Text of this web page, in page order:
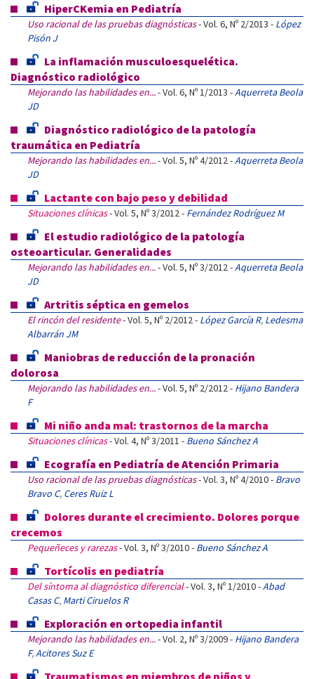
HiperCKemia en Pediatría
Uso racional de las pruebas diagnósticas- Vol. 6, Nº 2/2013 - López
Pisón J
La inflamación musculoesquelética.
Diagnóstico radiológico
Mejorando las habilidades en...- Vol. 6, Nº 1/2013 -Aquerreta Beola
JD
Diagnóstico radiológico de la patología
traumática en Pediatría
Mejorando las habilidades en...- Vol. 5, Nº 4/2012 -Aquerreta Beola
JD
Lactante con bajo peso y debilidad
Situaciones clínicas- Vol. 5, Nº 3/2012 - Fernández Rodríguez M
El estudio radiológico de la patología
osteoarticular. Generalidades
Mejorando las habilidades en...- Vol. 5, Nº 3/2012 -Aquerreta Beola
JD
Artritis séptica en gemelos
El rincón del residente- Vol. 5, Nº 2/2012 - López García R, Ledesma
Albarrán JM
Maniobras de reducción de la pronación
dolorosa
Mejorando las habilidades en...- Vol. 5, Nº 2/2012 - Hijano Bandera
F
Mi niño anda mal: trastornos de la marcha
Situaciones clínicas- Vol. 4, Nº 3/2011 - Bueno Sánchez A
Ecografía en Pediatría de Atención Primaria
Uso racional de las pruebas diagnósticas- Vol. 3, Nº 4/2010 - Bravo
Bravo C, Ceres Ruiz L
Dolores durante el crecimiento. Dolores porque
crecemos
Pequeñeces y rarezas- Vol. 3, Nº 3/2010 - Bueno Sánchez A
Tortícolis en pediatría
Del síntoma al diagnóstico diferencial- Vol. 3, Nº 1/2010 -Abad
Casas C, Marti Ciruelos R
Exploración en ortopedia infantil
Mejorando las habilidades en...- Vol. 2, Nº 3/2009 - Hijano Bandera
F,Acitores Suz E
Traumatismos en miembros de niños y